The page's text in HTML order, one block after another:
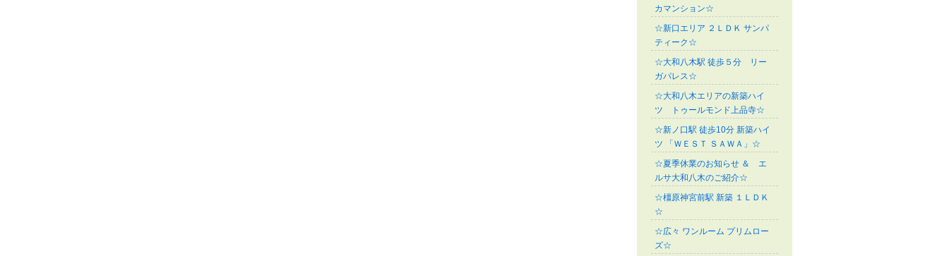
カマンション☆
☆新口エリア ２ＬＤＫ サンパ
ティーク☆
☆大和八木駅 徒歩５分 リー
ガパレス☆
☆大和八木エリアの新築ハイ
ツ トゥールモンド上品寺☆
☆新ノ口駅 徒歩10分 新築ハイ
ツ 「ＷＥＳＴ ＳＡＷＡ」☆
☆夏季休業のお知らせ ＆ エ
ルサ大和八木のご紹介☆
☆橿原神宮前駅 新築 １ＬＤＫ
☆
☆広々 ワンルーム プリムロー
ズ☆